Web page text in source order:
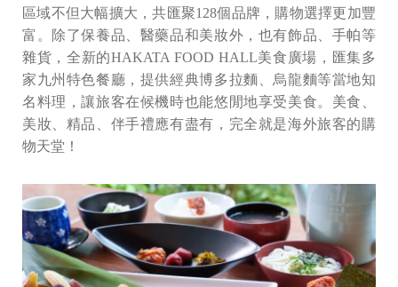
區域不但大幅擴大，共匯聚128個品牌，購物選擇更加豐
富。除了保養品、醫藥品和美妝外，也有飾品、手帕等
雜貨，全新的HAKATA FOOD HALL美食廣場，匯集多
家九州特色餐廳，提供經典博多拉麵、烏龍麵等當地知
名料理，讓旅客在候機時也能悠閒地享受美食。美食、
美妝、精品、伴手禮應有盡有，完全就是海外旅客的購
物天堂！